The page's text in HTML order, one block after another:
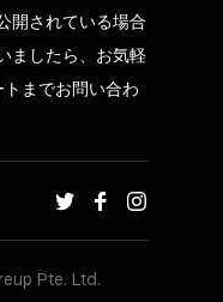
開されている場合
ましたら、お気軽
までお問い合わ
Pte. Ltd.